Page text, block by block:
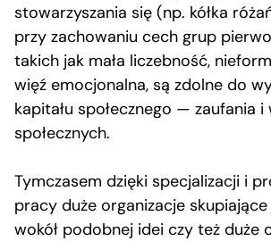
stowarzyszania się (np. kółka
przy zachowaniu cech grup
takich jak mała liczebność,
więź emocjonalna, są zdolne do
kapitału społecznego — zaufania i
społecznych.
Tymczasem dzięki specjalizacji i
pracy duże organizacje skupiające
wokół podobnej idei czy też duże